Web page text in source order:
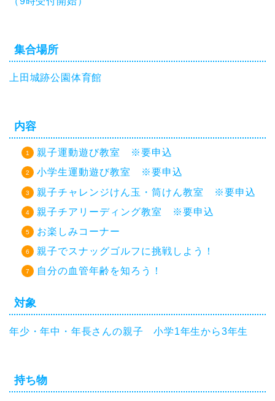
集合場所
上田城跡公園体育館
内容
親子運動遊び教室 ※要申込
小学生運動遊び教室 ※要申込
親子チャレンジけん玉・筒けん教室 ※要申込
親子チアリーディング教室 ※要申込
お楽しみコーナー
親子でスナッグゴルフに挑戦しよう！
自分の血管年齢を知ろう！
対象
年少・年中・年長さんの親子 小学1年生から3年生
持ち物